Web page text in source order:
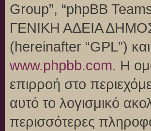
Group”, “phpBB
ΓΕΝΙΚΗ ΑΔΕΙΑ
(hereinafter “GPL”)
www.phpbb.com. Η
επιρροή στο
αυτό το λογισμικό
περισσότερες